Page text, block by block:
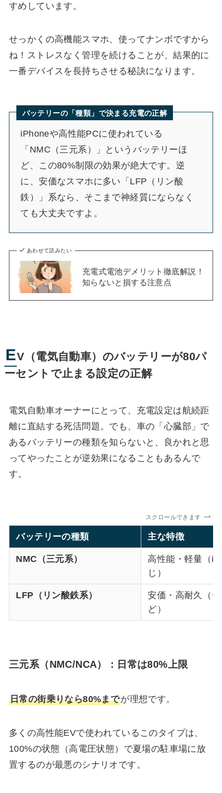
すめしています。
せっかくの高機能スマホ、使ってナンボですから
ね！ストレスなく管理を続けることが、結果的に
一番デバイスを長持ちさせる秘訣になります。
バッテリーの「種類」で決まる充電の正解
iPhoneや高性能PCに使われている
「NMC（三元系）」というバッテリーほ
ど、この80%制限の効果が絶大です。逆
に、安価なスマホに多い「LFP（リン酸
鉄）」系なら、そこまで神経質にならなく
ても大丈夫ですよ。
あわせて読みたい
充電式電池デメリット徹底解説！
知らないと損する注意点
EV（電気自動車）のバッテリーが80パ
ーセントで止まる設定の正解
電気自動車オーナーにとって、充電設定は航続距
離に直結する死活問題。でも、車の「心臓部」で
あるバッテリーの種類を知らないと、良かれと思
ってやったことが逆効果になることもあるんで
す。
スクロールできます
バッテリーの種類 主な特徴
NMC（三元系）
高性能・軽量（
じ）
LFP（リン酸鉄系）
安価・高耐久（
ど）
三元系（NMC/NCA）：日常は80%上限
日常の街乗りなら80%までが理想です。
多くの高性能EVで使われているこのタイプは、
100%の状態（高電圧状態）で夏場の駐車場に放
置するのが最悪のシナリオです。